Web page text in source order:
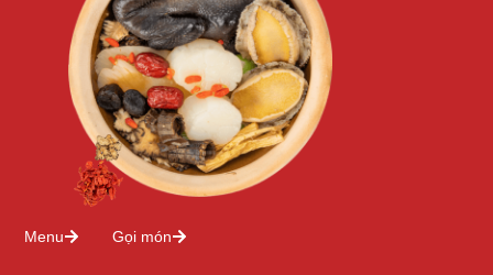
Menu Gọi món